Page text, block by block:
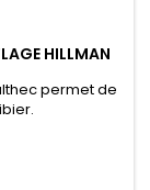
HILLMAN
permet de